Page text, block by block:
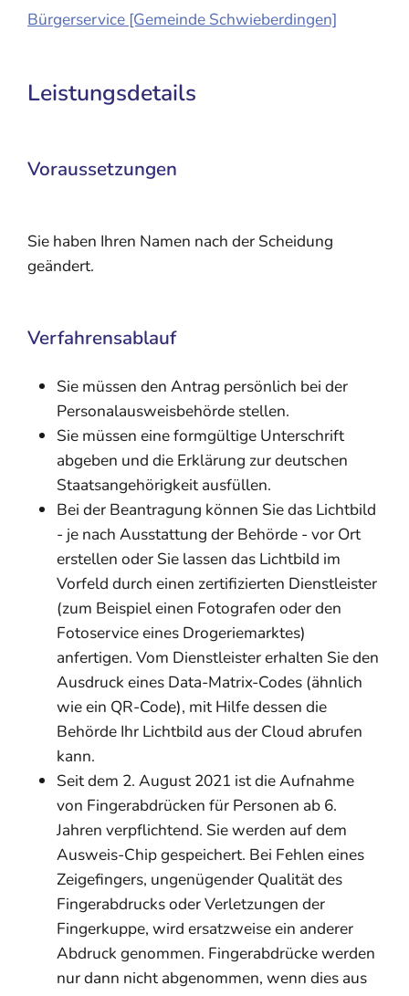
Bürgerservice [Gemeinde Schwieberdingen]
Leistungsdetails
Voraussetzungen
Sie haben Ihren Namen nach der Scheidung
geändert.
Verfahrensablauf
Sie müssen den Antrag persönlich bei der
Personalausweisbehörde stellen.
Sie müssen eine formgültige Unterschrift
abgeben und die Erklärung zur deutschen
Staatsangehörigkeit ausfüllen.
Bei der Beantragung können Siedas Lichtbild
- je nach Ausstattung der Behörde - vor Ort
erstellen oder Sie lassen das Lichtbild im
Vorfeld durch einen zertifizierten Dienstleister
(zum Beispiel einen Fotografen oder den
Fotoservice eines Drogeriemarktes)
anfertigen. Vom Dienstleister erhalten Sie den
Ausdruck eines Data-Matrix-Codes (ähnlich
wie ein QR-Code), mit Hilfe dessen die
Behörde Ihr Lichtbild aus der Cloud abrufen
kann.
Seit dem 2. August 2021 ist die Aufnahme
von Fingerabdrücken für Personen ab 6.
Jahren verpflichtend. Sie werden auf dem
Ausweis-Chip gespeichert. Bei Fehlen eines
Zeigefingers, ungenügender Qualität des
Fingerabdrucks oder Verletzungen der
Fingerkuppe, wird ersatzweise ein anderer
Abdruck genommen. Fingerabdrücke werden
nur dann nicht abgenommen, wenn dies aus